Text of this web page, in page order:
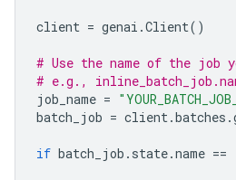
client = genai .Client()
# Use the name of the job
# e.g.,
job_name =
batch_job = client.batches .
if batch_job . state.name ==